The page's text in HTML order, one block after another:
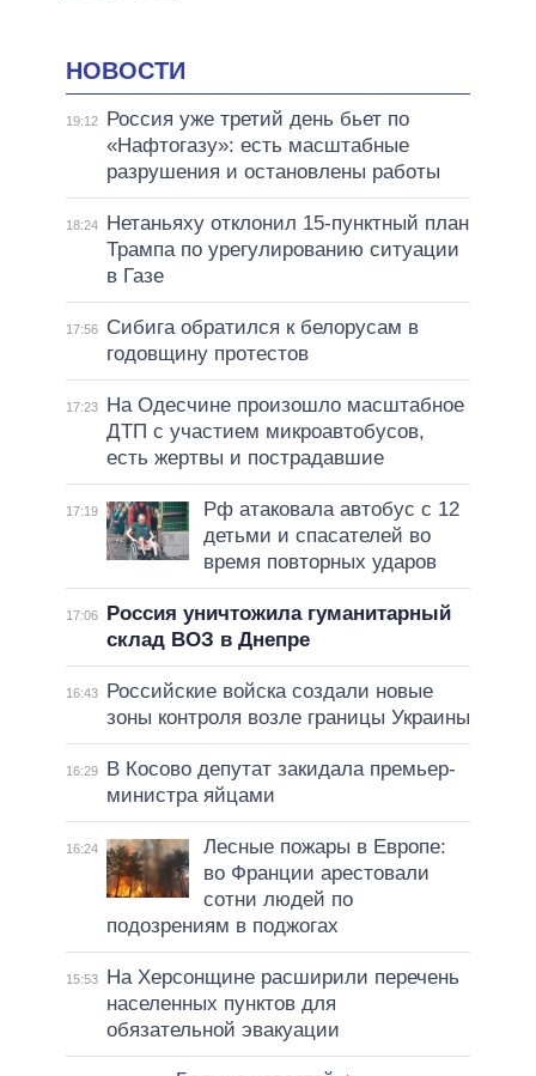
НОВОСТИ
19:12
Россия уже третий день бьет по
«Нафтогазу»: есть масштабные
разрушения и остановлены работы
18:24
Нетаньяху отклонил 15-пунктный план
Трампа по урегулированию ситуации
в Газе
17:56
Сибига обратился к белорусам в
годовщину протестов
17:23
На Одесчине произошло масштабное
ДТП с участием микроавтобусов,
есть жертвы и пострадавшие
17:19
Рф атаковала автобус с 12
детьми и спасателей во
время повторных ударов
17:06
Россия уничтожила гуманитарный
склад ВОЗ в Днепре
16:43
Российские войска создали новые
зоны контроля возле границы Украины
16:29
В Косово депутат закидала премьер-
министра яйцами
16:24
Лесные пожары в Европе:
во Франции арестовали
сотни людей по
подозрениям в поджогах
15:53
На Херсонщине расширили перечень
населенных пунктов для
обязательной эвакуации